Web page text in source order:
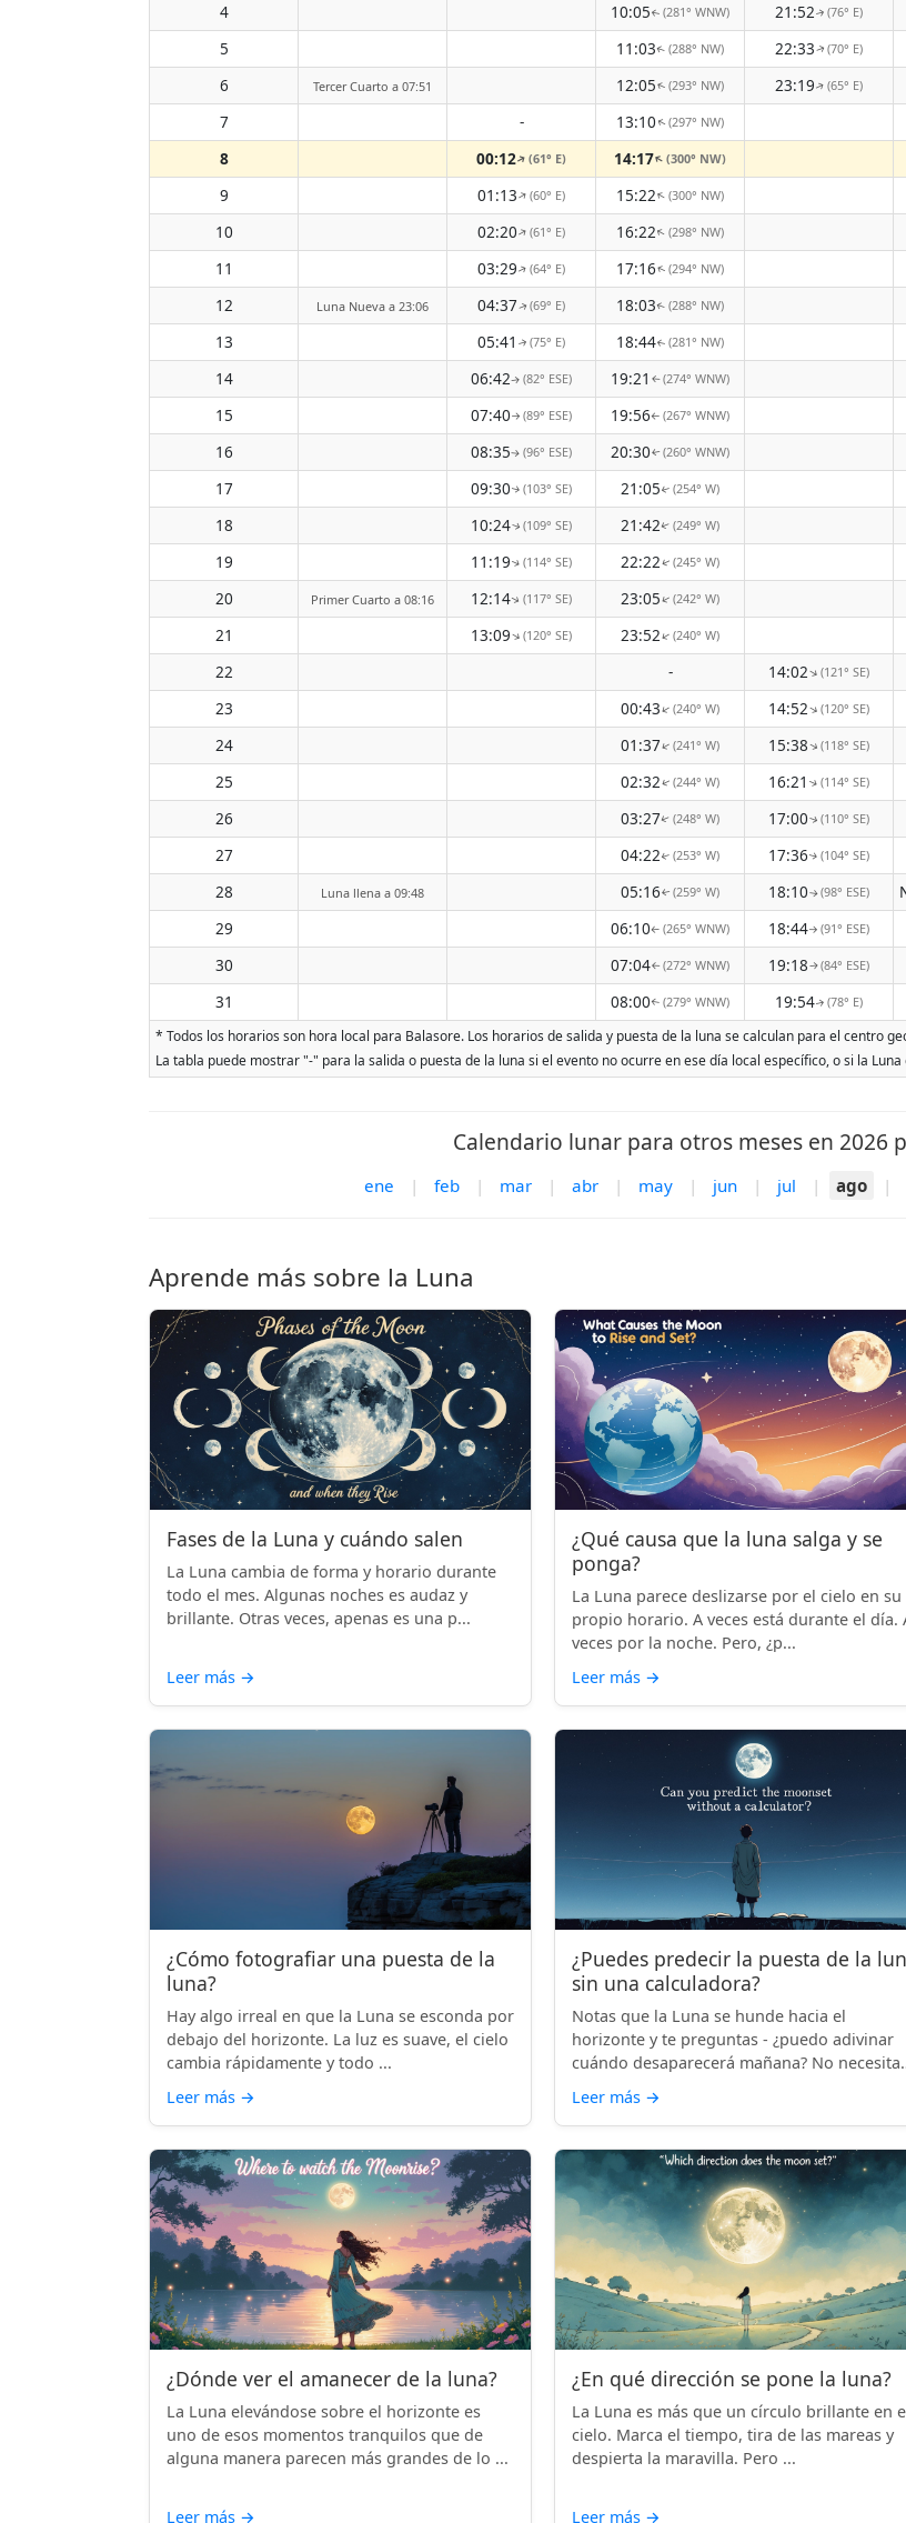
4
10:05↑(281° WNW) 21:52↑(76° E)
5
11:03↑(288° NW) 22:33↑(70° E)
6
Tercer Cuarto a 07:51 12:05↑(293° NW) 23:19↑(65° E)
7
- 13:10↑(297° NW)
8
00:12↑(61° E) 14:17↑(300° NW)
9
01:13↑(60° E) 15:22↑(300° NW)
10
02:20↑(61° E) 16:22↑(298° NW)
11
03:29↑(64° E) 17:16↑(294° NW)
12
Luna Nueva a 23:06 04:37↑(69° E) 18:03↑(288° NW)
13
05:41 ↑(75° E) 18:44↑(281° NW)
14
06:42↑(82° ESE) 19:21 ↑(274° WNW)
15
07:40↑(89° ESE) 19:56↑(267° WNW)
16
08:35↑(96° ESE) 20:30↑(260° WNW)
17
09:30↑(103° SE) 21:05↑(254° W)
18
10:24↑(109° SE) 21:42↑(249° W)
19
11:19↑(114° SE) 22:22↑(245° W)
20
Primer Cuarto a 08:16 12:14↑(117° SE) 23:05↑(242° W)
21
13:09↑(120° SE) 23:52↑(240° W)
22
- 14:02↑(121° SE)
23
00:43↑(240° W) 14:52↑(120° SE)
24
01:37↑(241° W) 15:38↑(118° SE)
25
02:32↑(244° W) 16:21 ↑(114° SE)
26
03:27↑(248° W) 17:00↑(110° SE)
27
04:22↑(253° W) 17:36↑(104° SE)
28
Luna llena a 09:48 05:16↑(259° W) 18:10↑(98° ESE)
29
06:10↑(265° WNW) 18:44↑(91° ESE)
30
07:04↑(272° WNW) 19:18↑(84° ESE)
31
08:00↑(279° WNW) 19:54↑(78° E)
* Todos los horarios son hora local para Balasore. Los horarios de salida y puesta de la luna se calculan para el
La tabla puede mostrar "-" para la salida o puesta de la luna si el evento no ocurre en ese día local específico, o si la
Calendario lunar para otros meses en 2026
ene | feb | mar | abr | may | jun | jul | ago |
Aprende más sobre la Luna
Fases de la Luna y cuándo salen
La Luna cambia de forma y horario durante
todo el mes. Algunas noches es audaz y
brillante. Otras veces, apenas es una p...
Leer más →
¿Qué causa que la luna salga y se
ponga?
La Luna parece deslizarse por el cielo en su
propio horario. A veces está durante el día.
veces por la noche. Pero, ¿p...
Leer más →
¿Cómo fotografiar una puesta de la
luna?
Hay algo irreal en que la Luna se esconda por
debajo del horizonte. La luz es suave, el cielo
cambia rápidamente y todo ...
Leer más →
¿Puedes predecir la puesta de la
sin una calculadora?
Notas que la Luna se hunde hacia el
horizonte y te preguntas - ¿puedo adivinar
cuándo desaparecerá mañana? No
Leer más →
¿Dónde ver el amanecer de la luna?
La Luna elevándose sobre el horizonte es
uno de esos momentos tranquilos que de
alguna manera parecen más grandes de lo ...
Leer más →
¿En qué dirección se pone la luna?
La Luna es más que un círculo brillante en
cielo. Marca el tiempo, tira de las mareas y
despierta la maravilla. Pero ...
Leer más →